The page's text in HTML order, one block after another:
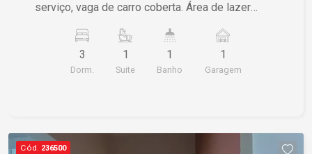
serviço, vaga de carro coberta. Área de lazer
churrasco.
3
Dorm.
1
Suite
1
Banho
1
Garagem
Cód. 236500